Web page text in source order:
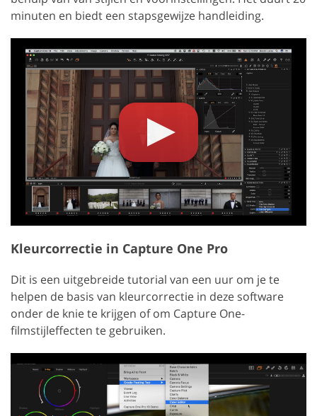
minuten en biedt een stapsgewijze handleiding.
Kleurcorrectie in Capture One Pro
Dit is een uitgebreide tutorial van een uur om je te
helpen de basis van kleurcorrectie in deze software
onder de knie te krijgen of om Capture One-
filmstijleffecten te gebruiken.